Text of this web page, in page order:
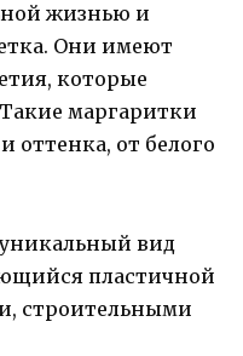
жизнью и
Они имеют
которые
маргаритки
оттенка, от белого
вид
пластичной
строительными